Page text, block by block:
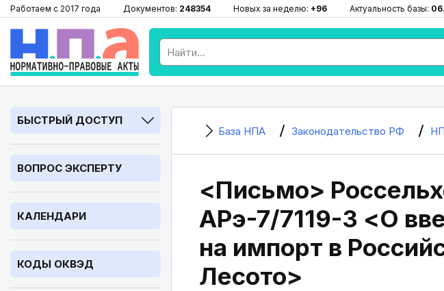
Работаем с 2017 года Документов: 248354 Новых за неделю: +96 Актуальность базы:
БЫСТРЫЙ ДОСТУП
ВОПРОС ЭКСПЕРТУ
КАЛЕНДАРИ
КОДЫ ОКВЭД
База НПА Законодательство РФ
<Письмо>
АРэ-7/7119-3 <О
на импорт в
Лесото>